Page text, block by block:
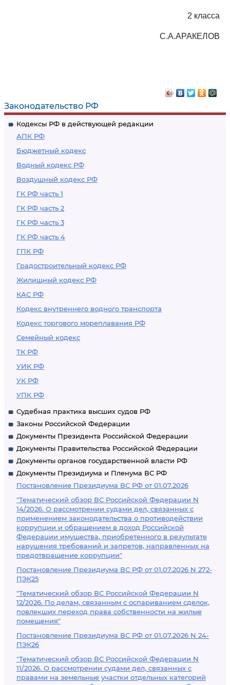
Законодательство РФ
Кодексы РФ в действующей редакции
АПК РФ
Бюджетный кодекс
Водный кодекс РФ
Воздушный кодекс РФ
ГК РФ часть 1
ГК РФ часть 2
ГК РФ часть 3
ГК РФ часть 4
ГПК РФ
Градостроительный кодекс РФ
Жилищный кодекс РФ
КАС РФ
Кодекс внутреннего водного транспорта
Кодекс торгового мореплавания РФ
Семейный кодекс
ТК РФ
УИК РФ
УК РФ
УПК РФ
Судебная практика высших судов РФ
Законы Российской Федерации
Документы Президента Российской Федерации
Документы Правительства Российской Федерации
Документы органов государственной власти РФ
Документы Президиума и Пленума ВС РФ
Постановление Президиума ВС РФ от 01.07.2026
"Тематический обзор ВС Российской Федерации N
14/2026. О рассмотрении судами дел, связанных с
применением законодательства о противодействии
коррупции и обращением в доход Российской
Федерации имущества, приобретенного в результате
нарушения требований и запретов, направленных на
предотвращение коррупции"
Постановление Президиума ВС РФ от 01.07.2026 N 272-
ПЭК25
"Тематический обзор ВС Российской Федерации N
12/2026. По делам, связанным с оспариванием сделок,
повлекших переход права собственности на жилые
помещения"
Постановление Президиума ВС РФ от 01.07.2026 N 24-
ПЭК26
"Тематический обзор ВС Российской Федерации N
11/2026. О рассмотрении судами дел, связанных с
правами на земельные участки отдельных категорий
2 класса
С.А.АРАКЕЛОВ